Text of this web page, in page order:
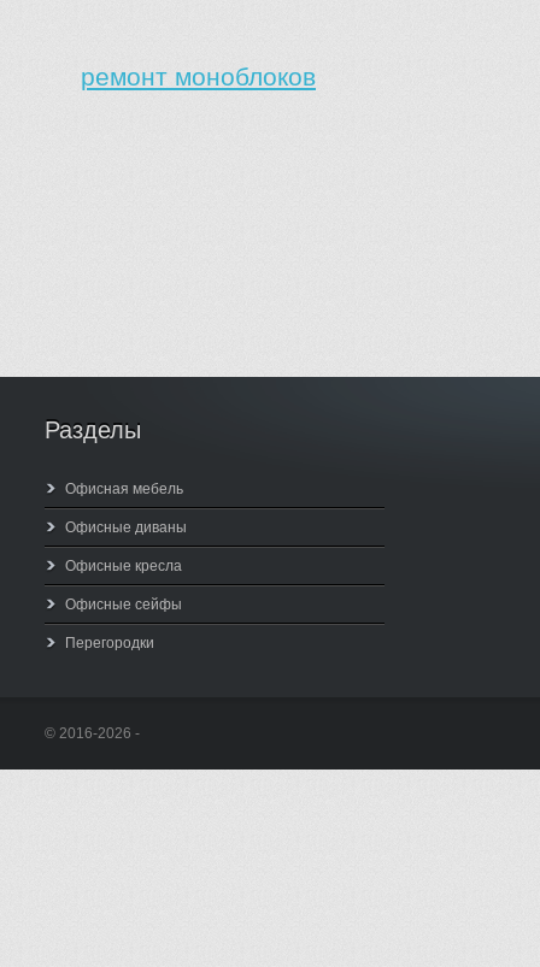
ремонт моноблоков
Разделы
Офисная мебель
Офисные диваны
Офисные кресла
Офисные сейфы
Перегородки
© 2016-2026 -